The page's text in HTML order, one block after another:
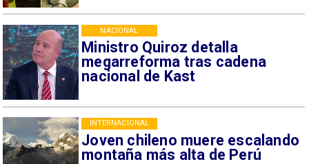
Ministro Quiroz detalla
megarreforma tras cadena
nacional de Kast
NACIONAL
Joven chileno muere escalando
montaña más alta de Perú
INTERNACIONAL